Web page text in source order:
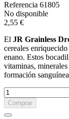
Referencia 61805
No disponible
2,55 €
El JR Grainless
cereales
enano. Estos
vitaminas,
formación
Comprar